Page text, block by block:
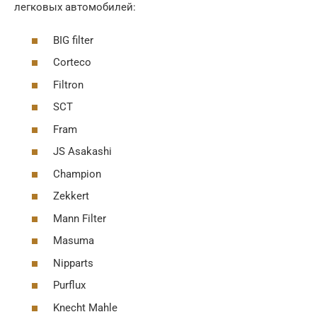
легковых автомобилей:
BIG filter
Corteco
Filtron
SCT
Fram
JS Asakashi
Champion
Zekkert
Mann Filter
Masuma
Nipparts
Purflux
Knecht Mahle